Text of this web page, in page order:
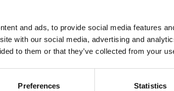
and ads, to provide social media features
with our social media, advertising and
to them or that they’ve collected from your
Preferences Statistics